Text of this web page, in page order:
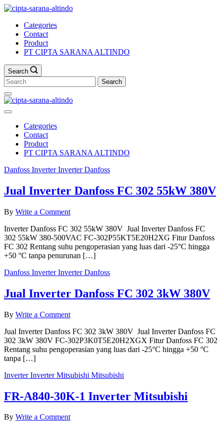
Skip
contentCategories
Contact
Product
PT CIPTA SARANA ALTINDO
Search
Search
for:
Categories
Contact
Product
PT CIPTA SARANA ALTINDO
Danfoss InverterInverter Danfoss
Jual Inverter Danfoss FC 302 55kW 380V
By Write a Commenton
Inverter
Danfoss
FC
302
380V
Inverter Danfoss FC 302 55kW 380V Jual Inverter Danfoss FC
302 55kW 380-500VAC FC-302P55KT5E20H2XG Fitur Danfoss
FC 302 Rentang suhu pengoperasian yang luas dari -25°C hingga
+50 °C tanpa penurunan […]
Danfoss InverterInverter Danfoss
Jual Inverter Danfoss FC 302 3kW 380V
By Write a Commenton
Inverter
Danfoss
FC
380V
Jual Inverter Danfoss FC 302 3kW 380V Jual Inverter Danfoss FC
302 3kW 380V FC-302P3K0T5E20H2XGX Fitur Danfoss FC 302
Rentang suhu pengoperasian yang luas dari -25°C hingga +50 °C
tanpa […]
InverterInverter Mitsubishi Mitsubishi
FR-A840-30K-1 Inverter Mitsubishi
By Write a Commenton